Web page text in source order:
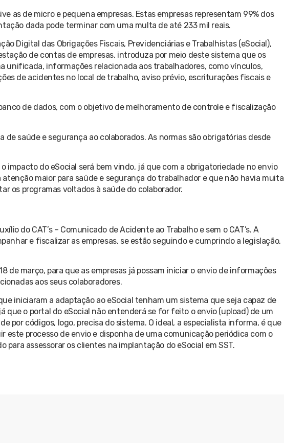
as de micro e pequena empresas. Estas empresas representam 99% dos
dada pode terminar com uma multa de até 233 mil reais.
Digital das Obrigações Fiscais, Previdenciárias e Trabalhistas (eSocial),
de contas de empresas, introduza por meio deste sistema que os
unificada, informações relacionada aos trabalhadores, como vínculos,
de acidentes no local de trabalho, aviso prévio, escriturações fiscais e
de dados, com o objetivo de melhoramento de controle e fiscalização
saúde e segurança ao colaborados. As normas são obrigatórias desde
impacto do eSocial será bem vindo, já que com a obrigatoriedade no envio
maior para saúde e segurança do trabalhador e que não havia muita
os programas voltados à saúde do colaborador.
do CAT’s – Comunicado de Acidente ao Trabalho e sem o CAT’s. A
e fiscalizar as empresas, se estão seguindo e cumprindo a legislação,
de março, para que as empresas já possam iniciar o envio de informações
aos seus colaboradores.
iniciaram a adaptação ao eSocial tenham um sistema que seja capaz de
que o portal do eSocial não entenderá se for feito o envio (upload) de um
por códigos, logo, precisa do sistema. O ideal, a especialista informa, é que
processo de envio e disponha de uma comunicação periódica com o
assessorar os clientes na implantação do eSocial em SST.